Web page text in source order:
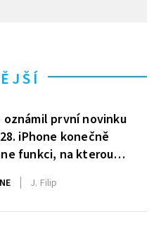
oznámil první novinku
iPhone konečně
funkci, na kterou
Windows čekají roky
J. Filip